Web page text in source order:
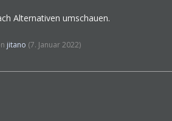
Alternativen umschauen.
jitano (7. Januar 2022)